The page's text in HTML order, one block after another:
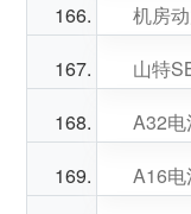
机房
山特
A32
A16